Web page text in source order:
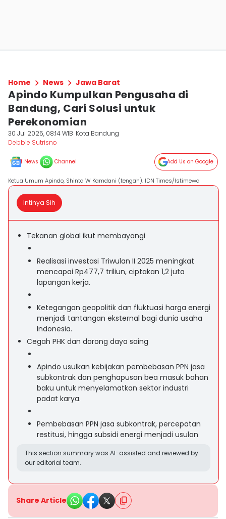
Home News Jawa Barat
Apindo Kumpulkan Pengusaha di
Bandung, Cari Solusi untuk
Perekonomian
30 Jul 2025, 08:14 WIB Kota Bandung
Debbie Sutrisno
News Channel Add Us on Google
Ketua Umum Apindo, Shinta W Kamdani (tengah). IDN Times/Istimewa
Intinya Sih
Tekanan global ikut membayangi
Realisasi investasi Triwulan II 2025 meningkat
mencapai Rp477,7 triliun, ciptakan 1,2 juta
lapangan kerja.
Ketegangan geopolitik dan fluktuasi harga energi
menjadi tantangan eksternal bagi dunia usaha
Indonesia.
Cegah PHK dan dorong daya saing
Apindo usulkan kebijakan pembebasan PPN jasa
subkontrak dan penghapusan bea masuk bahan
baku untuk menyelamatkan sektor industri
padat karya.
Pembebasan PPN jasa subkontrak, percepatan
restitusi, hingga subsidi energi menjadi usulan
This section summary was AI-assisted and reviewed by
our editorial team.
Share Article